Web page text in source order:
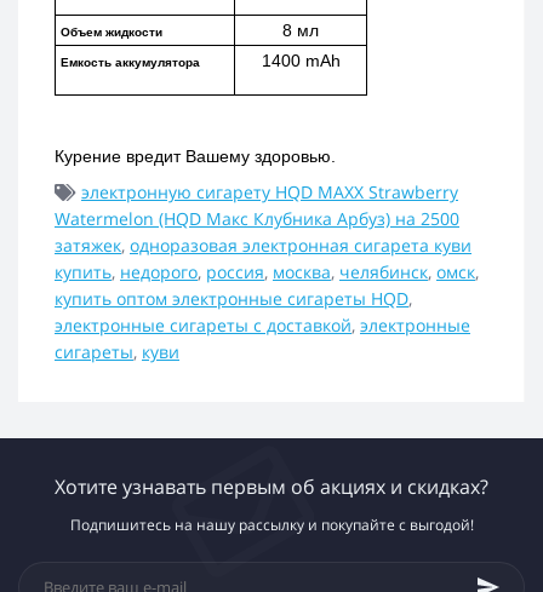
Объем жидкости 8 мл
Емкость аккумулятора 1400 mAh
Курение вредит Вашему здоровью.
электронную сигарету HQD MAXX Strawberry
Watermelon (HQD Макс Клубника Арбуз) на 2500
затяжек, одноразовая электронная сигарета куви
купить, недорого, россия, москва, челябинск, омск,
купить оптом электронные сигареты HQD,
электронные сигареты с доставкой, электронные
сигареты, куви
Хотите узнавать первым об акциях и скидках?
Подпишитесь на нашу рассылку и покупайте с выгодой!